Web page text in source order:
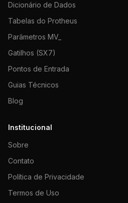
Dicionário de Dados
Tabelas do Protheus
Parâmetros MV_
Gatilhos (SX7)
Pontos de Entrada
Guias Técnicos
Blog
Institucional
Sobre
Contato
Política de Privacidade
Termos de Uso